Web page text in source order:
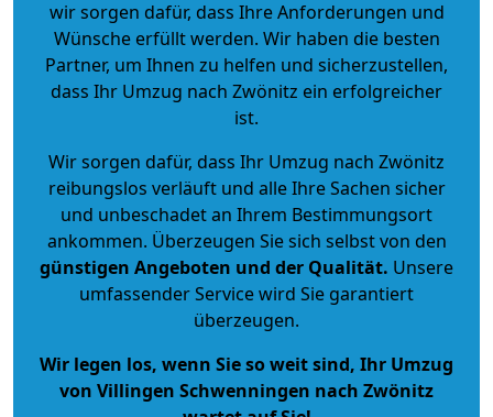
wir sorgen dafür, dass Ihre Anforderungen und
Wünsche erfüllt werden. Wir haben die besten
Partner, um Ihnen zu helfen und sicherzustellen,
dass Ihr Umzug nach Zwönitz ein erfolgreicher
ist.
Wir sorgen dafür, dass Ihr Umzug nach Zwönitz
reibungslos verläuft und alle Ihre Sachen sicher
und unbeschadet an Ihrem Bestimmungsort
ankommen. Überzeugen Sie sich selbst von den
günstigen Angeboten und der Qualität. Unsere
umfassender Service wird Sie garantiert
überzeugen.
Wir legen los, wenn Sie so weit sind, Ihr Umzug
von Villingen Schwenningen nach Zwönitz